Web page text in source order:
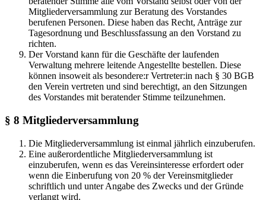
Mitgliederversammlung zur Beratung des Vorstandes
berufenen Personen. Diese haben das Recht, Anträge zur
Tagesordnung und Beschlussfassung an den Vorstand zu
richten.
Der Vorstand kann für die Geschäfte der laufenden
Verwaltung mehrere leitende Angestellte bestellen. Diese
können insoweit als besondere:r Vertreter:in nach § 30 BGB
den Verein vertreten und sind berechtigt, an den Sitzungen
des Vorstandes mit beratender Stimme teilzunehmen.
§ 8 Mitgliederversammlung
Die Mitgliederversammlung ist einmal jährlich einzuberufen.
Eine außerordentliche Mitgliederversammlung ist
einzuberufen, wenn es das Vereinsinteresse erfordert oder
wenn die Einberufung von 20 % der Vereinsmitglieder
schriftlich und unter Angabe des Zwecks und der Gründe
verlangt wird.